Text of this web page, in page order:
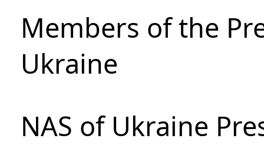
Members of the
Ukraine
NAS of Ukraine